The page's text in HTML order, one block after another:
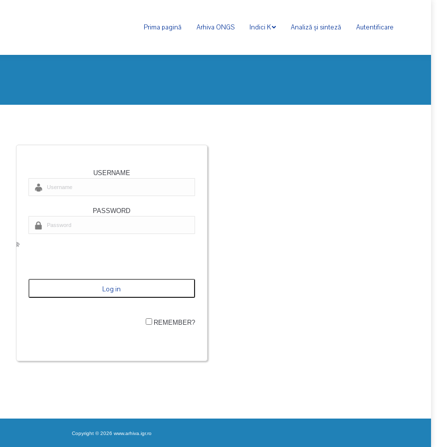
Prima pagină Arhiva ONGS Indici K Analiză și sinteză Autentificare
USERNAME
PASSWORD
REMEMBER?
Copyright © 2026 www.arhiva.igr.ro